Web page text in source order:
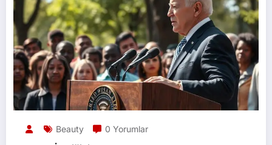
Beauty 0 Yorumlar